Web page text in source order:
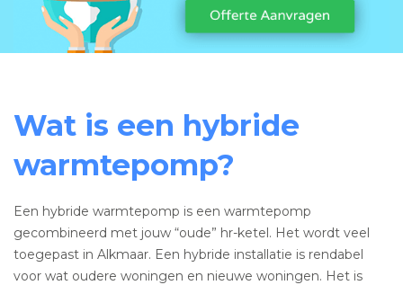
Wat is een hybride
warmtepomp?
Een hybride warmtepomp is een warmtepomp
gecombineerd met jouw “oude” hr-ketel. Het wordt veel
toegepast in Alkmaar. Een hybride installatie is rendabel
voor wat oudere woningen en nieuwe woningen. Het is